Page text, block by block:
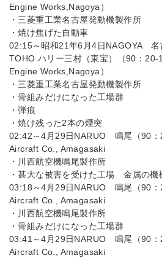
Engine Works,Nagoya）
・三菱重工業名古屋発動機製作所
・焼け焦げた自動車
02:15～昭和21年6月4日NAGOYA
TOHO ハリー三村（東宝）（90：
Engine Works,Nagoya）
・三菱重工業名古屋発動機製作所
・骨組みだけになった工場群
・弾痕
・焼け残った2本の煙突
02:42～4月29日NARUO 鳴尾（90
Aircraft Co., Amagasaki
・川西航空機鳴尾製作所
・甚大な被害を受けた工場 金属の機
03:18～4月29日NARUO 鳴尾（90
Aircraft Co., Amagasaki
・川西航空機鳴尾製作所
・骨組みだけになった工場群
03:41～4月29日NARUO 鳴尾（90
Aircraft Co., Amagasaki